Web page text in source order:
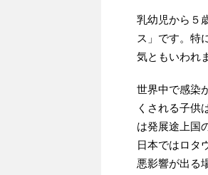
乳幼児から５
ス」です。特
気ともいわれ
世界中で感染
くされる子供
は発展途上国
日本ではロタ
悪影響が出る